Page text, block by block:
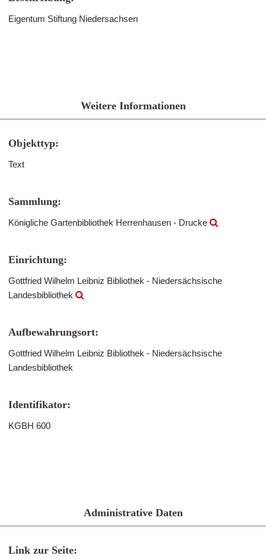
Eigentum Stiftung Niedersachsen
Weitere Informationen
Objekttyp:
Text
Sammlung:
Königliche Gartenbibliothek Herrenhausen - Drucke
Einrichtung:
Gottfried Wilhelm Leibniz Bibliothek - Niedersächsische
Landesbibliothek
Aufbewahrungsort:
Gottfried Wilhelm Leibniz Bibliothek - Niedersächsische
Landesbibliothek
Identifikator:
KGBH 600
Administrative Daten
Link zur Seite: